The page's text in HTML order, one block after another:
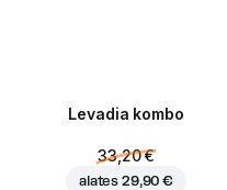
Levadia kombo
33,20 €
alates 29,90 €